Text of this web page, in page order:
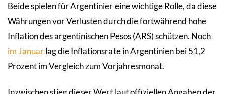
Beide spielen für Argentinier eine wichtige Rolle, da diese
Währungen vor Verlusten durch die fortwährend hohe
Inflation des argentinischen Pesos (ARS) schützen. Noch
im Januarlag die Inflationsrate in Argentinien bei 51,2
Prozent im Vergleich zum Vorjahresmonat.